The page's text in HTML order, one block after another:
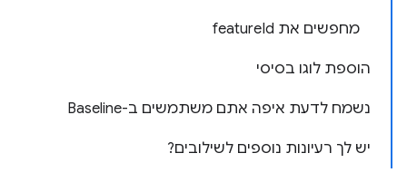
מחפשים את featureId
הוספת לוגו בסיסי
נשמח לדעת איפה אתם משתמשים ב-Baseline
יש לך רעיונות נוספים לשילובים?